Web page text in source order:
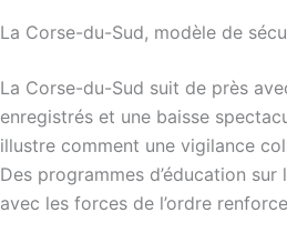
La Corse-du-Sud, modèle de
La Corse-du-Sud suit de près
enregistrés et une baisse
illustre comment une vigilance
Des programmes d’éducation
avec les forces de l’ordre